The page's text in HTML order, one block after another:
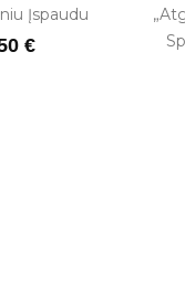
Įspaudu
€